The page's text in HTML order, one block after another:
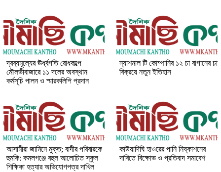
দ্রব্যমূল্যের ঊর্ধ্বগতি রোধকল্পে
মৌলভীবাজারে ১১ দলের অবস্থান
কর্মসূচি পালন ও স্মারকলিপি প্রদান
ন্যাশনাল টি কোম্পানির ১২ চা বাগানের চা
বিক্রয়ে নতুন ইতিহাস
আসামীরা জামিনে মুক্ত; বাদীর পরিবারকে
হুমকি: কমলগঞ্জে বহুল আলোচিত স্কুল
শিক্ষিকা হত্যার অভিযোগপত্র দাখিল
কাউয়াদিঘি হাওরের পানি নিষ্কাশনের
দাবিতে বিক্ষোভ ও প্রতিবাদ সমাবেশ